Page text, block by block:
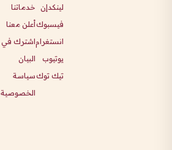
لينكدإن
فيسبوك
انستغرام
يوتيوب
تيك توك
خدماتنا
أعلن معنا
اشترك في
البيان
سياسة
الخصوصية